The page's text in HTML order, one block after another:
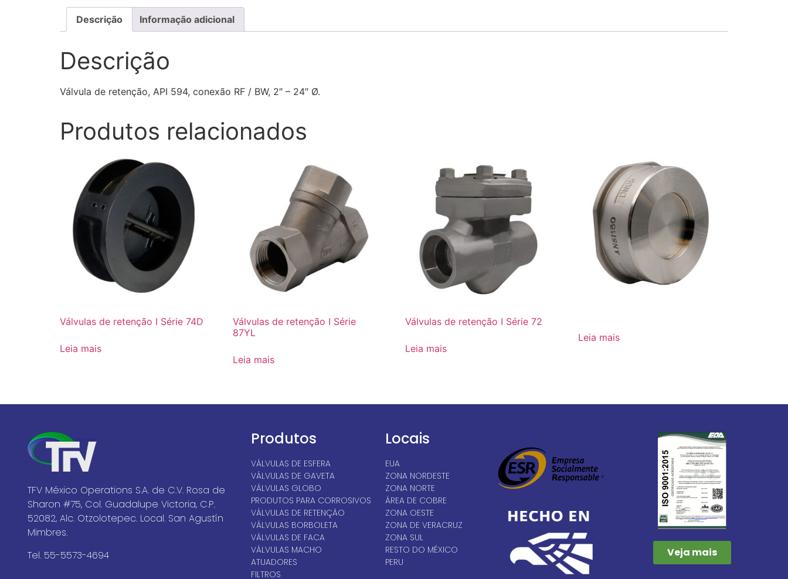
Descrição Informação adicional
Descrição
Válvula de retenção, API 594, conexão RF / BW, 2″ – 24″ Ø.
Produtos relacionados
Válvulas de retenção I Série 74D
Leia mais
Válvulas de retenção I Série
87YL
Leia mais
Válvulas de retenção I Série 72
Leia mais
Leia mais
TFV México Operations S.A. de C.V. Rosa de
Sharon #75, Col. Guadalupe Victoria, C.P.
52082, Alc. Otzolotepec. Local. San Agustín
Mimbres.
Tel. 55-5573-4694
Produtos
VÁLVULAS DE ESFERA
VÁLVULAS DE GAVETA
VÁLVULAS GLOBO
PRODUTOS PARA CORROSIVOS
VÁLVULAS DE RETENÇÃO
VÁLVULAS BORBOLETA
VÁLVULAS DE FACA
VÁLVULAS MACHO
ATUADORES
FILTROS
Locais
EUA
ZONA NORDESTE
ZONA NORTE
ÁREA DE COBRE
ZONA OESTE
ZONA DE VERACRUZ
ZONA SUL
RESTO DO MÉXICO
PERU
Veja mais